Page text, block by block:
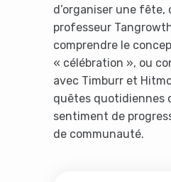
d’organiser une fête,
professeur
comprendre le
« célébration », ou
avec Timburr et
quêtes quotidiennes
sentiment de
de communauté.